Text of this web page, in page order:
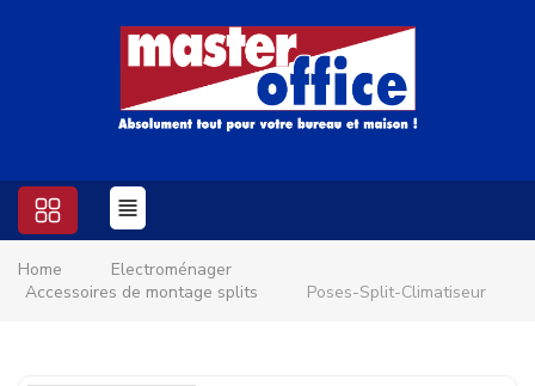
Home
Electroménager
Accessoires de montage splits
Poses-Split-Climatiseur